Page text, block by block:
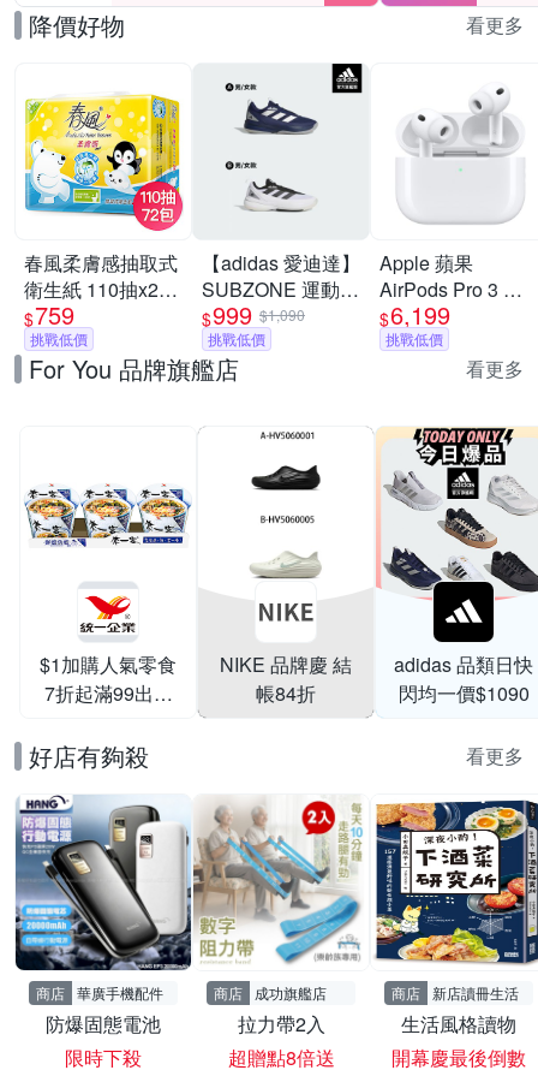
降價好物 看更多
春風柔膚感抽取式
衛生紙 110抽x24
包x3串/箱
$759
挑戰低價
【adidas 愛迪達】
SUBZONE 運動鞋
高機能籃球鞋 男鞋
(多款任選)
$999 $1,090
挑戰低價
Apple 蘋果
AirPods Pro 3 主
動式降噪 藍芽耳機
原廠保固 公司貨
USB-C MagSafe
$6,199
挑戰低價
For You 品牌旗艦店 看更多
$1加購人氣零食
7折起滿99出貨
NIKE 品牌慶 結
帳84折
adidas 品類日快
閃均一價$1090
好店有夠殺 看更多
商店 華廣手機配件
防爆固態電池
限時下殺
商店 成功旗艦店
拉力帶2入
超贈點8倍送
商店 新店讀冊生活
生活風格讀物
開幕慶最後倒數